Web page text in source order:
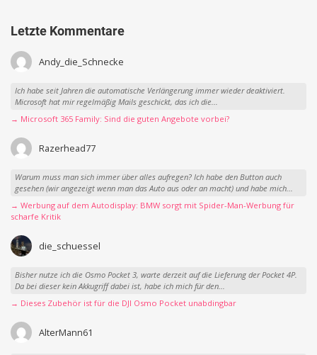
Letzte Kommentare
Andy_die_Schnecke
Ich habe seit Jahren die automatische Verlängerung immer wieder deaktiviert.
Microsoft hat mir regelmäßig Mails geschickt, das ich die...
→ Microsoft 365 Family: Sind die guten Angebote vorbei?
Razerhead77
Warum muss man sich immer über alles aufregen? Ich habe den Button auch
gesehen (wir angezeigt wenn man das Auto aus oder an macht) und habe mich...
→ Werbung auf dem Autodisplay: BMW sorgt mit Spider-Man-Werbung für
scharfe Kritik
die_schuessel
Bisher nutze ich die Osmo Pocket 3, warte derzeit auf die Lieferung der Pocket 4P.
Da bei dieser kein Akkugriff dabei ist, habe ich mich für den...
→ Dieses Zubehör ist für die DJI Osmo Pocket unabdingbar
AlterMann61